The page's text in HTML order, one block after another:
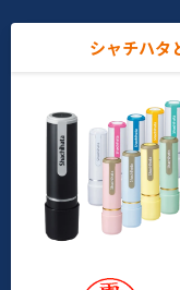
シャチハタ